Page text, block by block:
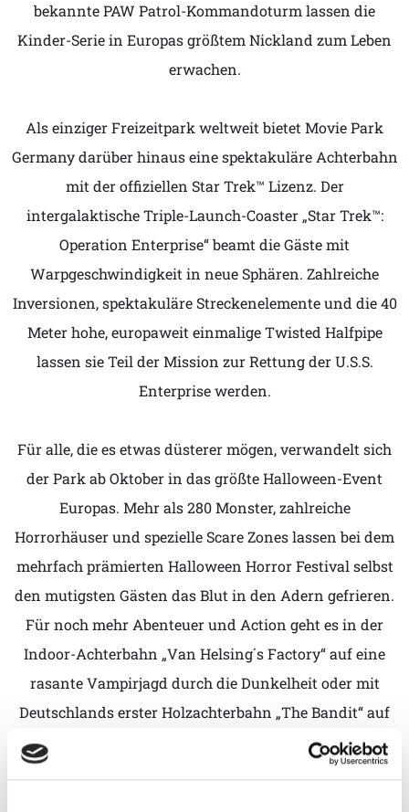
bekannte PAW Patrol-Kommandoturm lassen die
Kinder-Serie in Europas größtem Nickland zum Leben
erwachen.
Als einziger Freizeitpark weltweit bietet Movie Park
Germany darüber hinaus eine spektakuläre Achterbahn
mit der offiziellen Star Trek™ Lizenz. Der
intergalaktische Triple-Launch-Coaster „Star Trek™:
Operation Enterprise“ beamt die Gäste mit
Warpgeschwindigkeit in neue Sphären. Zahlreiche
Inversionen, spektakuläre Streckenelemente und die 40
Meter hohe, europaweit einmalige Twisted Halfpipe
lassen sie Teil der Mission zur Rettung der U.S.S.
Enterprise werden.
Für alle, die es etwas düsterer mögen, verwandelt sich
der Park ab Oktober in das größte Halloween-Event
Europas. Mehr als 280 Monster, zahlreiche
Horrorhäuser und spezielle Scare Zones lassen bei dem
mehrfach prämierten Halloween Horror Festival selbst
den mutigsten Gästen das Blut in den Adern gefrieren.
Für noch mehr Abenteuer und Action geht es in der
Indoor-Achterbahn „Van Helsing´s Factory“ auf eine
rasante Vampirjagd durch die Dunkelheit oder mit
Deutschlands erster Holzachterbahn „The Bandit“ auf
eine Verfolgungsjagd durch den Wilden Westen.